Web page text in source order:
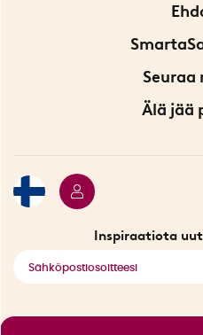
Ota
Tietoa
Myymälä
Seuraa
Älä jää
Inspiraatiota